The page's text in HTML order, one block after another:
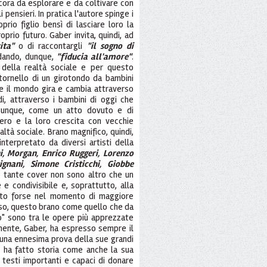
da esplorare e da coltivare con
In pratica l'autore spinge i
figlio bensì di lasciare loro la
futuro. Gaber invita, quindi, ad
o di raccontargli
"il sogno di
dunque, "fiducia all'amore".
della realtà sociale e per questo
di un girotondo da bambini
il mondo gira e cambia attraverso
attraverso i bambini di oggi che
come un atto dovuto e di
e la loro crescita con vecchie
sociale. Brano magnifico, quindi,
da diversi artisti della
Morgan, Enrico Ruggeri, Lorenzo
Simone Cristicchi, Giobbe
cover non sono altro che un
e condivisibile e, soprattutto, alla
forse nel momento di maggiore
questo brano come quello che da
sono tra le opere più apprezzate
Gaber, ha espresso sempre il
ennesima prova della sue grandi
fatto storia come anche la sua
testi importanti e capaci di donare